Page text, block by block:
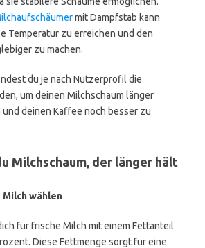
mit Dampfstab kann
Temperatur zu erreichen und den
zu machen.
du je nach Nutzerprofil die
um deinen Milchschaum länger
und deinen Kaffee noch besser zu
Milchschaum, der länger hält
wählen
für frische Milch mit einem Fettanteil
Diese Fettmenge sorgt für eine